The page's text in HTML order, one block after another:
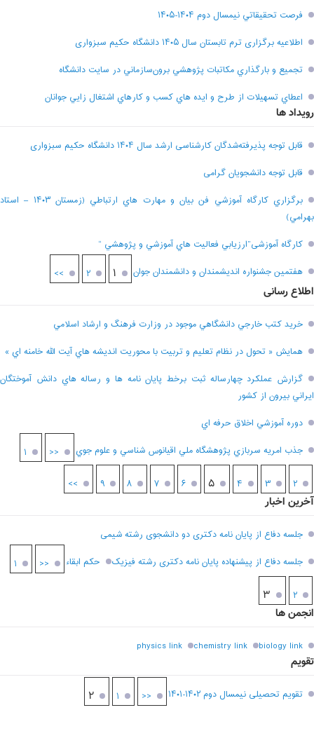
فرصت تحقيقاتي نیمسال دوم ۱۴۰۴-۱۴۰۵
اطلاعیه برگزاری ترم تابستان سال ۱۴۰۵ دانشگاه حکیم سبزواری
تجميع و بارگذاري مکاتبات پژوهشي برون‌سازماني در سايت دانشگاه
اعطاي تسهيلات از طرح و ايده هاي کسب و کارهاي اشتغال زايي جوانان
رویداد ها
قابل توجه پذیرفته‌شدگان کارشناسی ارشد سال ۱۴۰۴ دانشگاه حکیم سبزواری
قابل توجه دانشجویان گرامی
برگزاري کارگاه آموزشي فن بيان و مهارت هاي ارتباطي (زمستان ۱۴۰۳ – استاد
بهرامي)
کارگاه آموزشی”ارزيابي فعاليت هاي آموزشي و پژوهشي “
هفتمين جشنواره انديشمندان و دانشمندان جوان
۱ ۲ >>
اطلاع رسانی
خريد کتب خارجي دانشگاهي موجود در وزارت فرهنگ و ارشاد اسلامي
همايش « تحول در نظام تعليم و تربيت با محوريت انديشه هاي آيت الله خامنه اي »
گزارش عملکرد چهارساله ثبت برخط پايان نامه ها و رساله هاي دانش آموختگان
ايراني بيرون از کشور
دوره آموزشي اخلاق حرفه اي
جذب امريه سربازي پژوهشگاه ملي اقيانوس شناسي و علوم جوي
<< ۱
۲ ۳ ۴ ۵ ۶ ۷ ۸ ۹ >>
آخرین اخبار
جلسه دفاع از پایان نامه دکتری دو دانشجوی رشته شیمی
جلسه دفاع از پیشنهاده پایان نامه دکتری رشته فیزیک
حکم ابقاء << ۱
۲ ۳
انجمن ها
biology link
chemistry link
physics link
تقویم
تقویم تحصیلی نیمسال دوم ۱۴۰۲-۱۴۰۱ << ۱ ۲